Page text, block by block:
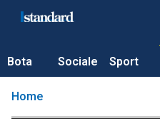
Bota Sociale Sport
Home